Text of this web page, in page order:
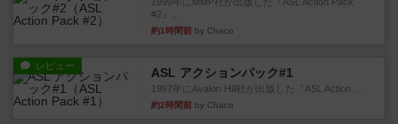
#2』...
約1時間前 by Chaco
レビュー ASL アクションパック#1
1997年にAvalon Hill社が出版した『ASL Action ...
約2時間前 by Chaco